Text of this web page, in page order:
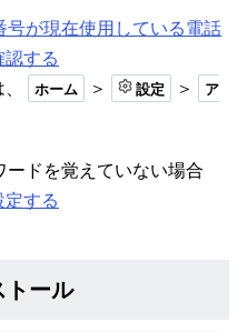
号が現在使用している電話
する
ホーム ＞ 設定 ＞
ア
ドを覚えていない場合
する
ール